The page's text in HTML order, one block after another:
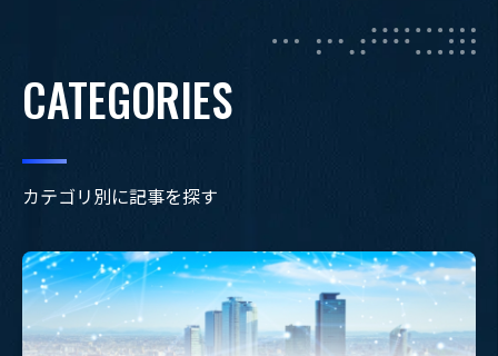
CATEGORIES
カテゴリ別に記事を探す